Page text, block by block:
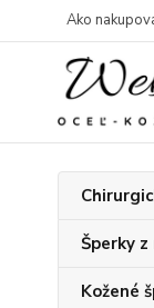
Ako
Šperky
Kožené